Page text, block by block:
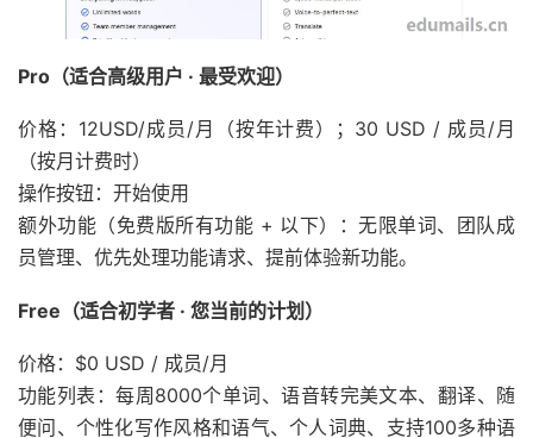
Pro（适合高级用户 · 最受欢迎）
价格： 12USD/成员 /月（按年计费）； 30 USD / 成员/月
（按月计费时）
操作按钮：开始使用
额外功能（免费版所有功能 + 以下）：无限单词、团队成
员管理、优先处理功能请求、提前体验新功能。
Free（适合初学者 · 您当前的计划）
价格：$0 USD / 成员/月
功能列表：每周8000个单词、语音转完美文本、翻译、随
便问、个性化写作风格和语气、个人词典、支持100多种语